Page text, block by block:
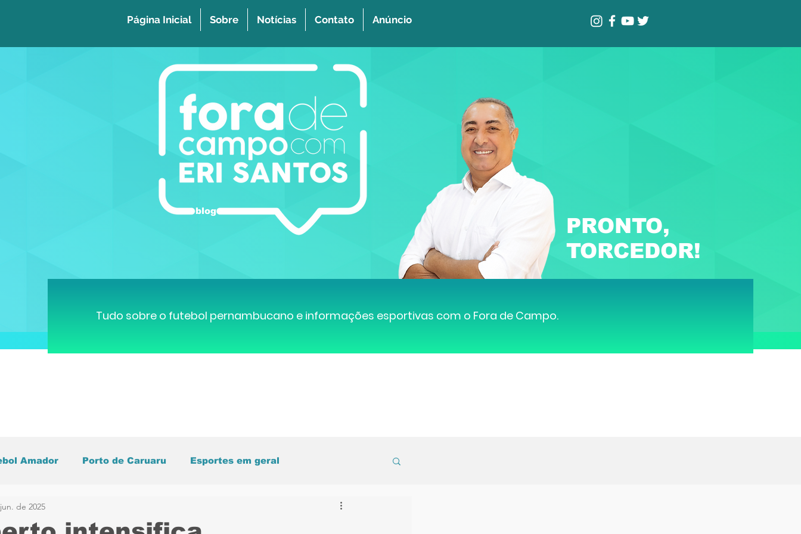
Página Inicial Sobre Notícias Contato Anúncio
PRONTO,
TORCEDOR!
blog
Tudo sobre o futebol pernambucano e informações esportivas com o Fora de Campo.
Amador Porto de Caruaru Esportes em geral
do Mundo Central de Caruaru
de 2025